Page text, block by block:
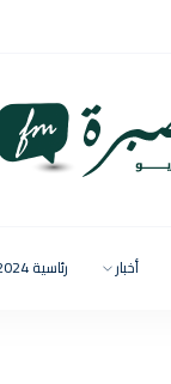
أخبار رئاسية 2024